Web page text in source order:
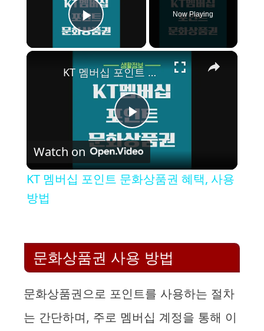
Play Video
Now Playing
×
P
l
V
i
KT 멤버십 포인트 문화상품권 혜택, 사용방법
Watch on
KT 멤버십 포인트 문화상품권 혜택, 사용
방법
문화상품권 사용 방법
문화상품권으로 포인트를 사용하는 절차
는 간단하며, 주로 멤버십 계정을 통해 이